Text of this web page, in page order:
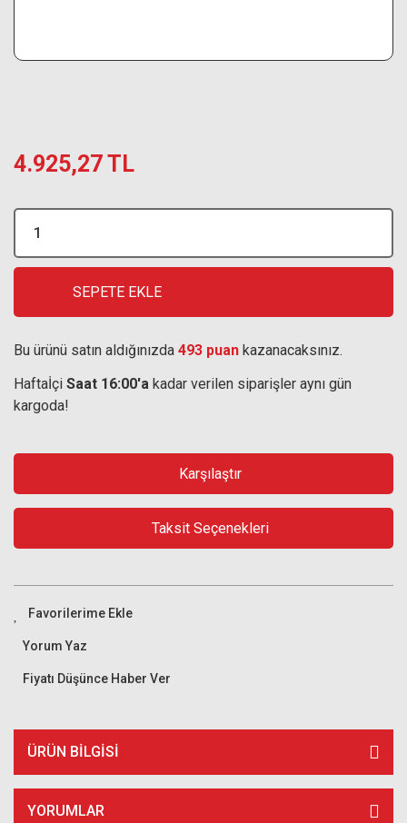
4.925,27 TL
SEPETE EKLE
Bu ürünü satın aldığınızda 493 puan kazanacaksınız.
Haftaİçi Saat 16:00'a kadar verilen siparişler aynı gün
kargoda!
Karşılaştır
Taksit Seçenekleri
Yorum Yaz
Fiyatı Düşünce Haber Ver
ÜRÜN BILGISI
YORUMLAR